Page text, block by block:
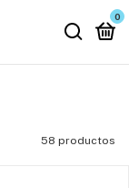
0
58 productos